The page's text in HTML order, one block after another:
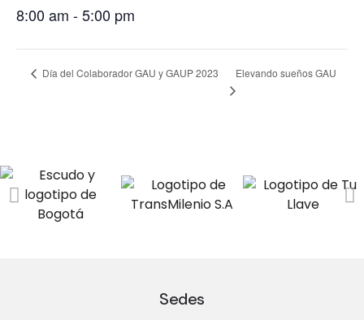
8:00 am - 5:00 pm
Día del Colaborador GAU y GAUP 2023 Elevando sueños GAU
Sedes